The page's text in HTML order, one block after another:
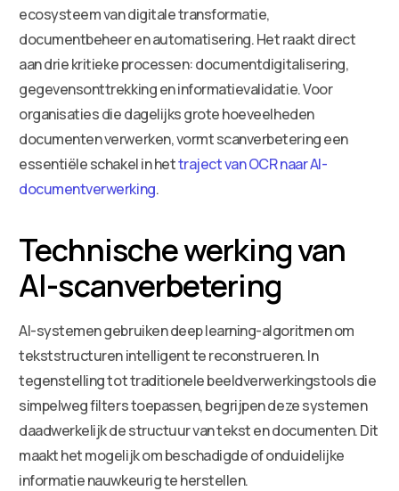
ecosysteem van digitale transformatie,
documentbeheer en automatisering. Het raakt direct
aan drie kritieke processen: documentdigitalisering,
gegevensonttrekking en informatievalidatie. Voor
organisaties die dagelijks grote hoeveelheden
documenten verwerken, vormt scanverbetering een
essentiële schakel in hettraject van OCR naar AI-
documentverwerking.
Technische werking van
AI-scanverbetering
AI-systemen gebruiken deep learning-algoritmen om
tekststructuren intelligent te reconstrueren. In
tegenstelling tot traditionele beeldverwerkingstools die
simpelweg filters toepassen, begrijpen deze systemen
daadwerkelijk de structuur van tekst en documenten. Dit
maakt het mogelijk om beschadigde of onduidelijke
informatie nauwkeurig te herstellen.